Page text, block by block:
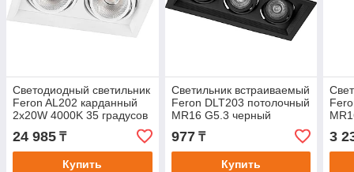
Светодиодный светильник
Feron AL202 карданный
2x20W 4000K 35 градусов
24 985 ₸
Купить
Светильник встраиваемый
Feron DLT203 потолочный
MR16 G5.3 черный
977₸
Купить
3